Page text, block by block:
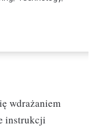
wdrażaniem
instrukcji